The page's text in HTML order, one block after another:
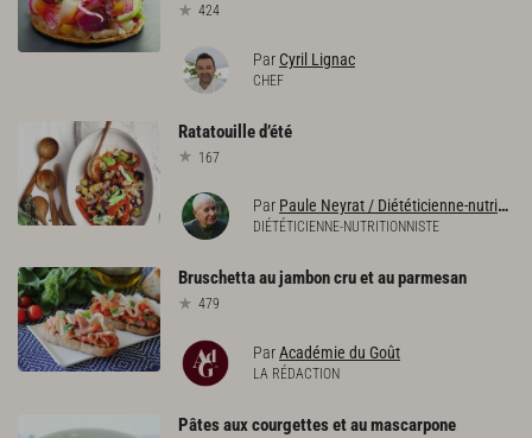
424
Par Cyril Lignac
CHEF
Ratatouilled’été
167
Par Paule Neyrat / Diététicienne-nutritionniste
DIÉTÉTICIENNE-NUTRITIONNISTE
Bruschettaaujamboncruetauparmesan
479
ParAcadémie du Goût
LA RÉDACTION
Pâtesauxcourgettesetaumascarpone